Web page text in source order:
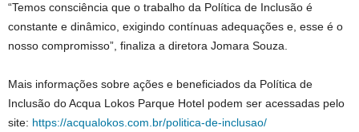
“Temos consciência que o trabalho da Política de Inclusão é
constante e dinâmico, exigindo contínuas adequações e, esse é o
nosso compromisso”, finaliza a diretora Jomara Souza.
Mais informações sobre ações e beneficiados da Política de
Inclusão do Acqua Lokos Parque Hotel podem ser acessadas pelo
site: https://acqualokos.com.br/politica-de-inclusao/